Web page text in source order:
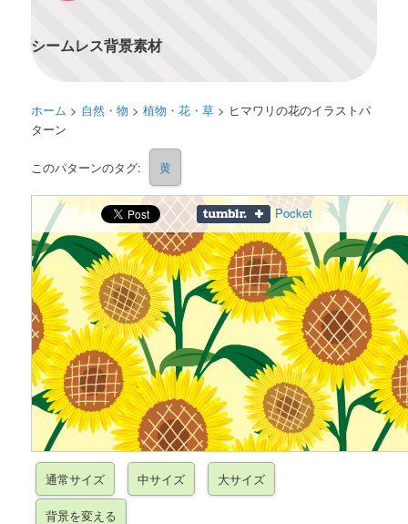
シームレス背景素材
ホーム > 自然・物 >植物・花・草 > ヒマワリの花のイラストパ
ターン
このパターンのタグ: 黄
Pocket